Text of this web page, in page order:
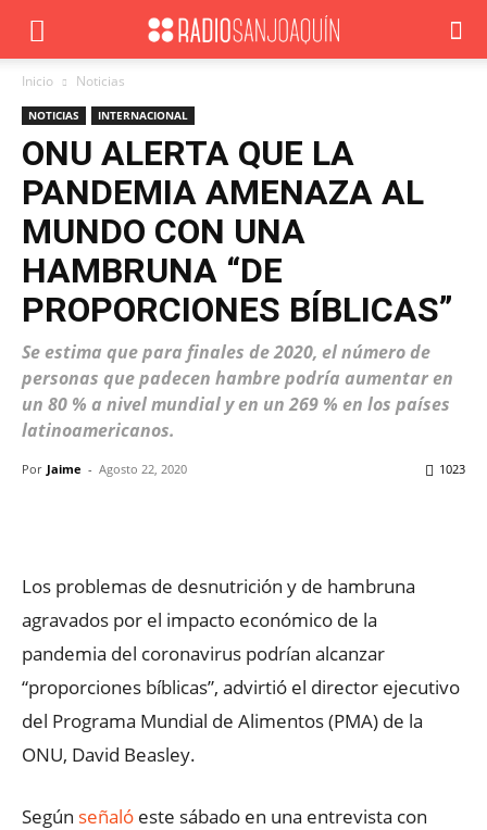
Inicio Noticias
NOTICIAS INTERNACIONAL
ONU ALERTA QUE LA
PANDEMIA AMENAZA AL
MUNDO CON UNA
HAMBRUNA “DE
PROPORCIONES BÍBLICAS”
Se estima que para finales de 2020, el número de
personas que padecen hambre podría aumentar en
un 80 % a nivel mundial y en un 269 % en los países
latinoamericanos.
Por Jaime - Agosto 22, 2020 1023
Los problemas de desnutrición y de hambruna
agravados por el impacto económico de la
pandemia del coronavirus podrían alcanzar
“proporciones bíblicas”, advirtió el director ejecutivo
del Programa Mundial de Alimentos (PMA) de la
ONU, David Beasley.
Según señaló este sábado en una entrevista con